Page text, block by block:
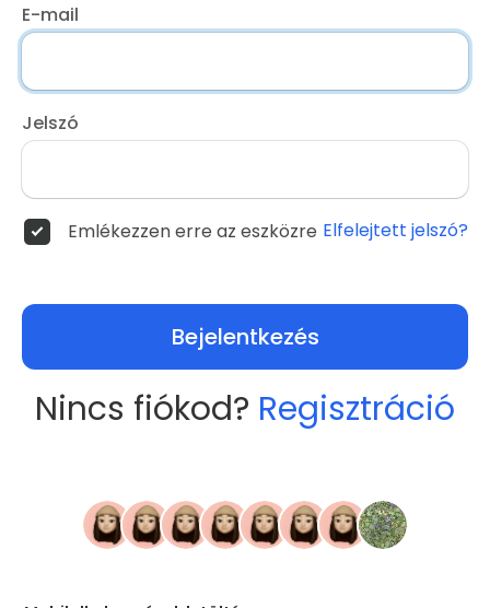
E-mail
Jelszó
Emlékezzen erre az eszközre Elfelejtett jelszó?
Bejelentkezés
Nincs fiókod? Regisztráció